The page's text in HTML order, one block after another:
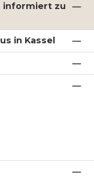
informiert zu
in Kassel